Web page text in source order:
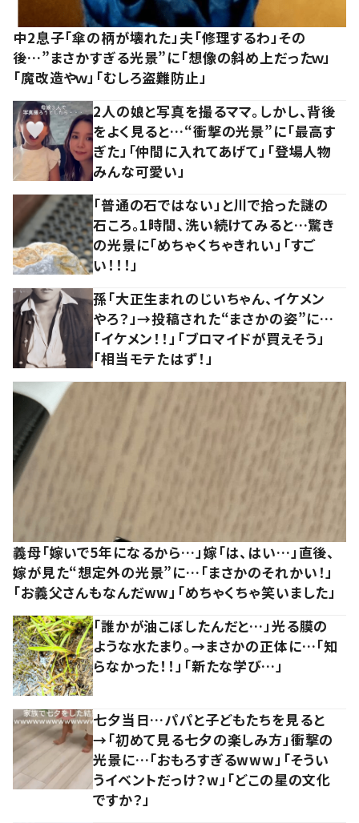
中2息子「傘の柄が壊れた」夫「修理するわ」その
後…”まさかすぎる光景”に「想像の斜め上だったｗ」
「魔改造やｗ」「むしろ盗難防止」
2人の娘と写真を撮るママ。しかし、背後
をよく見ると…“衝撃の光景”に「最高す
ぎた」「仲間に入れてあげて」「登場人物
みんな可愛い」
「普通の石ではない」と川で拾った謎の
石ころ。1時間、洗い続けてみると…驚き
の光景に「めちゃくちゃきれい」「すご
い！！！」
孫「大正生まれのじいちゃん、イケメン
やろ？」→投稿された“まさかの姿”に…
「イケメン！！」「ブロマイドが買えそう」
「相当モテたはず！」
義母「嫁いで5年になるから…」嫁「は、はい…」直後、
嫁が見た“想定外の光景”に…「まさかのそれかい！」
「お義父さんもなんだww」「めちゃくちゃ笑いました」
「誰かが油こぼしたんだと…」光る膜の
ような水たまり。→まさかの正体に…「知
らなかった！！」「新たな学び…」
七夕当日…パパと子どもたちを見ると
→「初めて見る七夕の楽しみ方」衝撃の
光景に…「おもろすぎるwww」「そうい
うイベントだっけ？w」「どこの星の文化
ですか？」